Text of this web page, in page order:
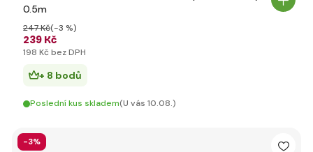
0.5m
239 Kč
247 Kč(-3 %)
198 Kč bez DPH
+ 8 bodů
Poslední kus skladem(U vás 10.08.)
-3%